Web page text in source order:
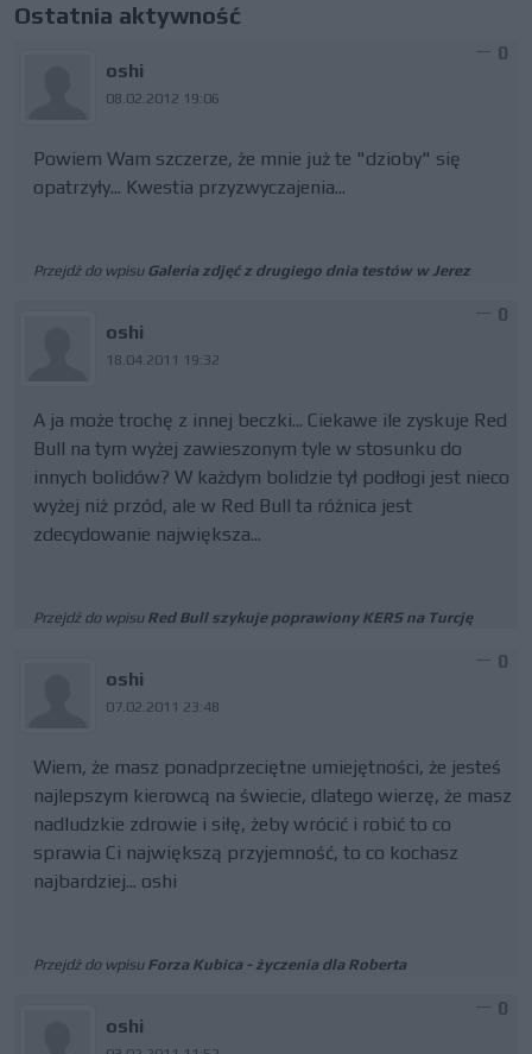
Ostatnia aktywność
oshi
08.02.2012 19:06
0
Powiem Wam szczerze, że mnie już te "dzioby" się
opatrzyły... Kwestia przyzwyczajenia...
Przejdź do wpisu Galeria zdjęć z drugiego dnia testów w Jerez
oshi
18.04.2011 19:32
0
A ja może trochę z innej beczki... Ciekawe ile zyskuje Red
Bull na tym wyżej zawieszonym tyle w stosunku do
innych bolidów? W każdym bolidzie tył podłogi jest nieco
wyżej niż przód, ale w Red Bull ta różnica jest
zdecydowanie największa...
Przejdź do wpisu Red Bull szykuje poprawiony KERS na Turcję
oshi
07.02.2011 23:48
0
Wiem, że masz ponadprzeciętne umiejętności, że jesteś
najlepszym kierowcą na świecie, dlatego wierzę, że masz
nadludzkie zdrowie i siłę, żeby wrócić i robić to co
sprawia Ci największą przyjemność, to co kochasz
najbardziej... oshi
Przejdź do wpisu Forza Kubica - życzenia dla Roberta
oshi
0